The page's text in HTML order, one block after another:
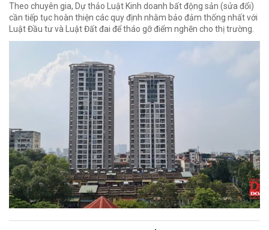
Theo chuyên gia, Dự thảo Luật Kinh doanh bất động sản (sửa đổi)
cần tiếp tục hoàn thiện các quy định nhằm bảo đảm thống nhất với
Luật Đầu tư và Luật Đất đai để tháo gỡ điểm nghẽn cho thị trường.